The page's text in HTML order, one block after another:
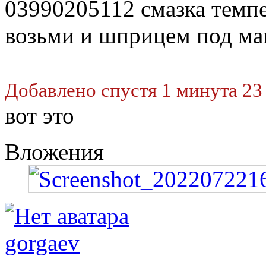
03990205112 смазка
возьми и шприцем под
Добавлено спустя 1 минута
вот это
Вложения
gorgaev